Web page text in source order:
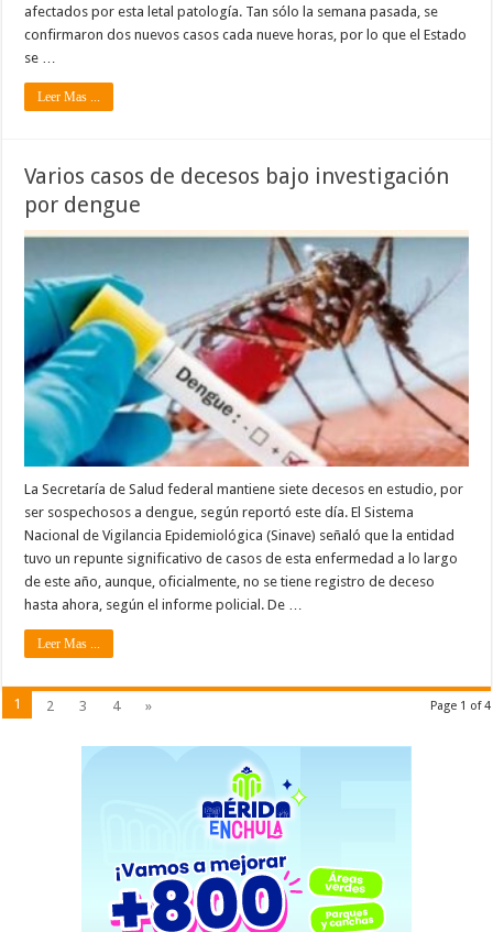
afectados por esta letal patología. Tan sólo la semana pasada, se
confirmaron dos nuevos casos cada nueve horas, por lo que el Estado
se …
Leer Mas ...
Varios casos de decesos bajo investigación
por dengue
La Secretaría de Salud federal mantiene siete decesos en estudio, por
ser sospechosos a dengue, según reportó este día. El Sistema
Nacional de Vigilancia Epidemiológica (Sinave) señaló que la entidad
tuvo un repunte significativo de casos de esta enfermedad a lo largo
de este año, aunque, oficialmente, no se tiene registro de deceso
hasta ahora, según el informe policial. De …
Leer Mas ...
Page 1 of 4
1 2 3 4 »